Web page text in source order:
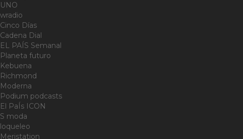
UNO
wradio
Cinco Días
Cadena Dial
EL PAÍS Semanal
Planeta futuro
Kebuena
Richmond
Moderna
Podium podcasts
El PaÍs ICON
S moda
loqueleo
Meristation